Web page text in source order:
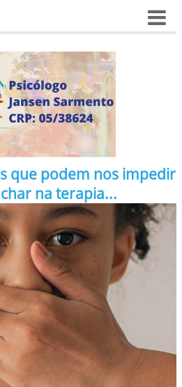
que podem nos impedir
na terapia...